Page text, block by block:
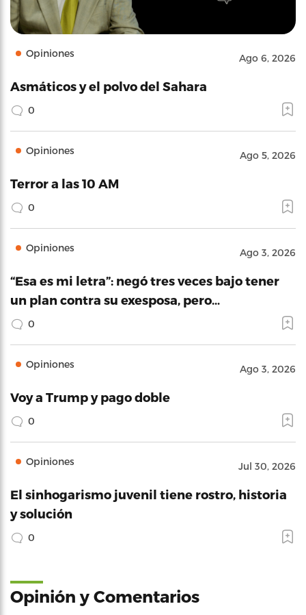
Opiniones Ago 6, 2026
Asmáticos y el polvo del Sahara
0
Opiniones Ago 5, 2026
Terror a las 10 AM
0
Opiniones Ago 3, 2026
“Esa es mi letra”: negó tres veces bajo tener
un plan contra su exesposa, pero…
0
Opiniones Ago 3, 2026
Voy a Trump y pago doble
0
Opiniones Jul 30, 2026
El sinhogarismo juvenil tiene rostro, historia
y solución
0
Opinión y Comentarios